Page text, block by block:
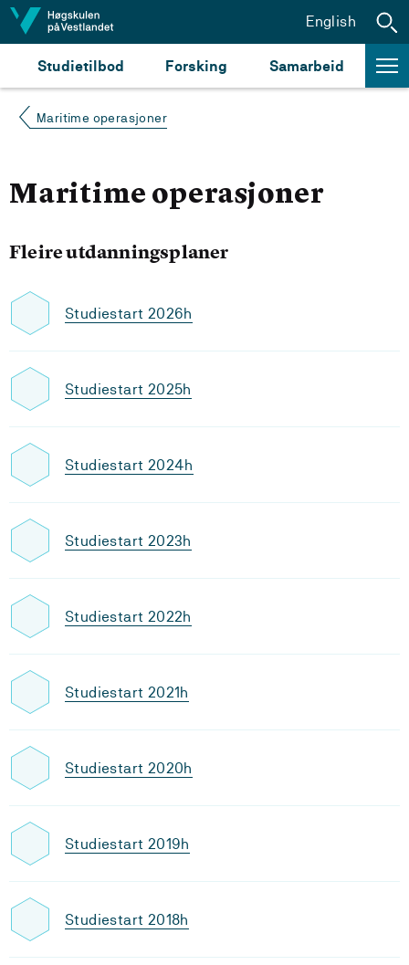
Hopp til innhald
Studietilbod Forsking Samarbeid
English
Maritime operasjoner
Maritime operasjoner
Fleire utdanningsplaner
Studiestart 2026h
Studiestart 2025h
Studiestart 2024h
Studiestart 2023h
Studiestart 2022h
Studiestart 2021h
Studiestart 2020h
Studiestart 2019h
Studiestart 2018h